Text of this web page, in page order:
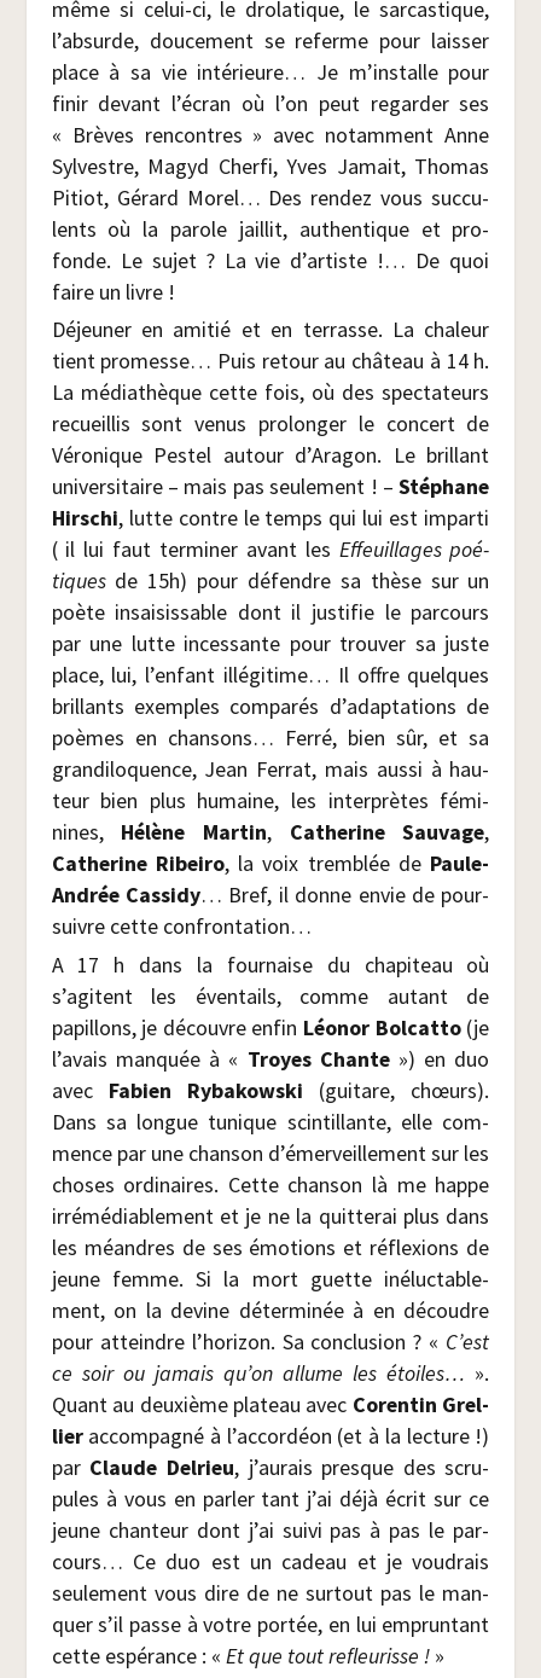
même si celui-ci, le dro­la­tique, le sar­cas­tique,
l’absurde, dou­ce­ment se referme pour lais­ser
place à sa vie inté­rieure… Je m’installe pour
finir devant l’écran où l’on peut regar­der ses
« Brèves ren­contres » avec notam­ment Anne
Syl­vestre, Magyd Cher­fi, Yves Jamait, Tho­mas
Pitiot, Gérard Morel… Des ren­dez vous suc­cu­
lents où la parole jaillit, authen­tique et pro­
fonde. Le sujet ? La vie d’ar­tiste !… De quoi
faire un livre !
Déjeu­ner en ami­tié et en ter­rasse. La cha­leur
tient pro­messe… Puis retour au châ­teau à 14 h.
La média­thèque cette fois, où des spec­ta­teurs
recueillis sont venus pro­lon­ger le concert de
Véro­nique Pes­tel autour d’Aragon. Le brillant
uni­ver­si­taire – mais pas seule­ment ! –Sté­phane
Hir­schi, lutte contre le temps qui lui est impar­ti
( il lui faut ter­mi­ner avant les Effeuillages poé­
tiquesde 15h) pour défendre sa thèse sur un
poète insai­sis­sable dont il jus­ti­fie le par­cours
par une lutte inces­sante pour trou­ver sa juste
place, lui, l’enfant illé­gi­time… Il offre quelques
brillants exemples com­pa­rés d’adaptations de
poèmes en chan­sons… Fer­ré, bien sûr, et sa
gran­di­lo­quence, Jean Fer­rat, mais aus­si à hau­
teur bien plus humaine, les inter­prètes fémi­
nines, Hélène Mar­tin, Cathe­rine Sau­vage,
Cathe­rine Ribei­ro, la voix trem­blée de Paule-
Andrée Cas­si­dy… Bref, il donne envie de pour­
suivre cette confrontation…
A 17 h dans la four­naise du cha­pi­teau où
s’agitent les éven­tails, comme autant de
papillons, je découvre enfin Léo­nor Bol­cat­to (je
l’avais man­quée à « Troyes Chante») en duo
avec Fabien Ryba­kows­ki (gui­tare, chœurs).
Dans sa longue tunique scin­tillante, elle com­
mence par une chan­son d’émerveillement sur les
choses ordi­naires. Cette chan­son là me happe
irré­mé­dia­ble­ment et je ne la quit­te­rai plus dans
les méandres de ses émo­tions et réflexions de
jeune femme. Si la mort guette iné­luc­ta­ble­
ment, on la devine déter­mi­née à en découdre
pour atteindre l’horizon. Sa conclu­sion ? « C’est
ce soir ou jamais qu’on allume les étoiles… ».
Quant au deuxième pla­teau avec Coren­tin Grel­
lieraccom­pa­gné à l’accordéon (et à la lec­ture !)
par Claude Del­rieu, j’aurais presque des scru­
pules à vous en par­ler tant j’ai déjà écrit sur ce
jeune chan­teur dont j’ai sui­vi pas à pas le par­
cours… Ce duo est un cadeau et je vou­drais
seule­ment vous dire de ne sur­tout pas le man­
quer s’il passe à votre por­tée, en lui emprun­tant
cette espé­rance : « Et que tout refleu­risse !»